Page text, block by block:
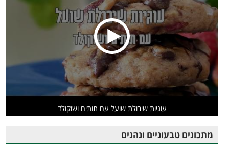
עוגיות שיבולת שועל עם תותים ושוקולד
מתכונים טבעוניים ונהנים